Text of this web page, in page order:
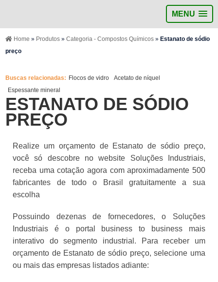
MENU
Home » Produtos» Categoria - Compostos Químicos» Estanato de sódio
preço
Buscas relacionadas: Flocos de vidro
Acetato de níquel
Espessante mineral
ESTANATO DE SÓDIO
PREÇO
Realize um orçamento de Estanato de sódio preço,
você só descobre no website Soluções Industriais,
receba uma cotação agora com aproximadamente 500
fabricantes de todo o Brasil gratuitamente a sua
escolha
Possuindo dezenas de fornecedores, o Soluções
Industriais é o portal business to business mais
interativo do segmento industrial. Para receber um
orçamento de Estanato de sódio preço, selecione uma
ou mais das empresas listados adiante: